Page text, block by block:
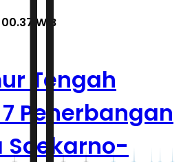
WIB
Tengah
Penerbangan
Soekarno-